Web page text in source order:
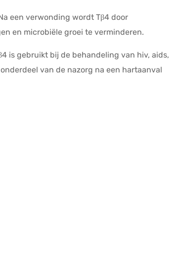
een verwonding wordt Tβ4 door
en microbiële groei te verminderen.
is gebruikt bij de behandeling van hiv, aids,
van de nazorg na een hartaanval